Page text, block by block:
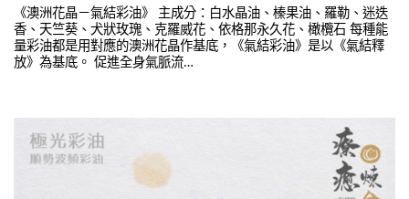
《澳洲花晶－氣結彩油》 主成分：白水晶油、榛果油、羅勒、迷迭
香、天竺葵、犬狀玫瑰、克羅威花、依格那永久花、橄欖石 每種能
量彩油都是用對應的澳洲花晶作基底，《氣結彩油》是以《氣結釋
放》為基底。 促進全身氣脈流…